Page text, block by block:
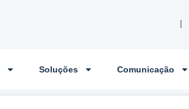
|
Soluções Comunicação